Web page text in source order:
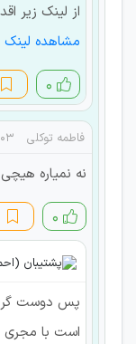
از لینک زیر
مشاهده لینک
۰
فاطمه توکلی ۰۰:۰۳
نه نمیاره هیچی
۰
پس دوست
است با مجری